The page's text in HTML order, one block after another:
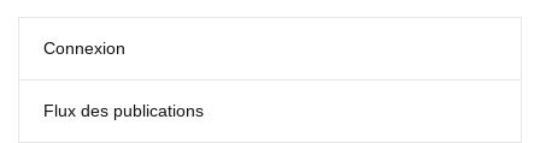
Connexion
Flux des publications